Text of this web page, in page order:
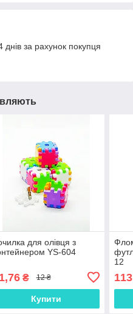
за рахунок покупця
для олівця з
YS-604
₴ 12 ₴
Купити
12